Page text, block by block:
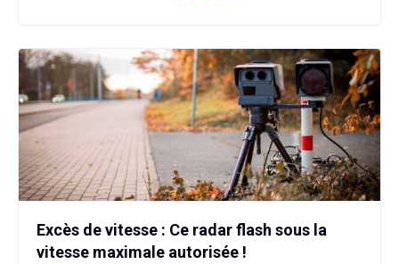
Excès de vitesse : Ce radar flash sous la
vitesse maximale autorisée !